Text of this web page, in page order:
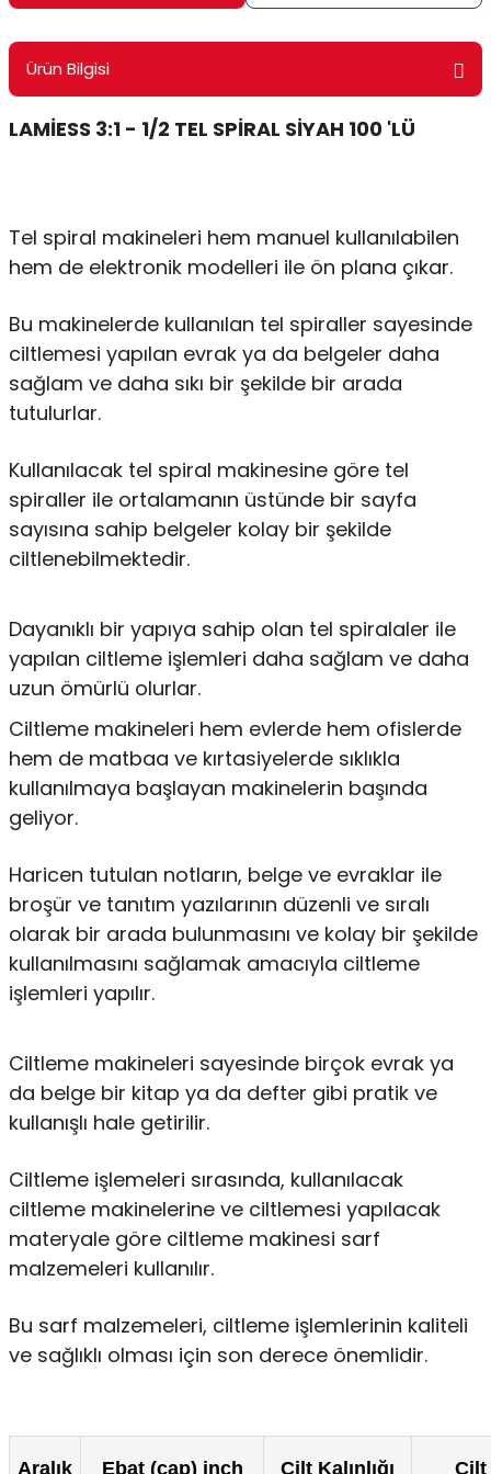
Şikayet ve Öneri Kutuları
ve Perforaj Makineleri
Ürün Bilgisi
LAMİESS 3:1 - 1/2 TEL SPİRAL SİYAH 100 'LÜ
Tel spiral makineleri hem manuel kullanılabilen
hem de elektronik modelleri ile ön plana çıkar.
Bu makinelerde kullanılan tel spiraller sayesinde
ciltlemesi yapılan evrak ya da belgeler daha
sağlam ve daha sıkı bir şekilde bir arada
tutulurlar.
Kullanılacak tel spiral makinesine göre tel
spiraller ile ortalamanın üstünde bir sayfa
sayısına sahip belgeler kolay bir şekilde
ciltlenebilmektedir.
Dayanıklı bir yapıya sahip olan tel spiralaler ile
yapılan ciltleme işlemleri daha sağlam ve daha
uzun ömürlü olurlar.
Ciltleme makineleri hem evlerde hem ofislerde
hem de matbaa ve kırtasiyelerde sıklıkla
kullanılmaya başlayan makinelerin başında
geliyor.
Haricen tutulan notların, belge ve evraklar ile
broşür ve tanıtım yazılarının düzenli ve sıralı
olarak bir arada bulunmasını ve kolay bir şekilde
kullanılmasını sağlamak amacıyla ciltleme
işlemleri yapılır.
Ciltleme makineleri sayesinde birçok evrak ya
da belge bir kitap ya da defter gibi pratik ve
kullanışlı hale getirilir.
Ciltleme işlemeleri sırasında, kullanılacak
ciltleme makinelerine ve ciltlemesi yapılacak
materyale göre ciltleme makinesi sarf
malzemeleri kullanılır.
Bu sarf malzemeleri, ciltleme işlemlerinin kaliteli
ve sağlıklı olması için son derece önemlidir.
Aralık Ebat (çap) inch Cilt Kalınlığı Cilt